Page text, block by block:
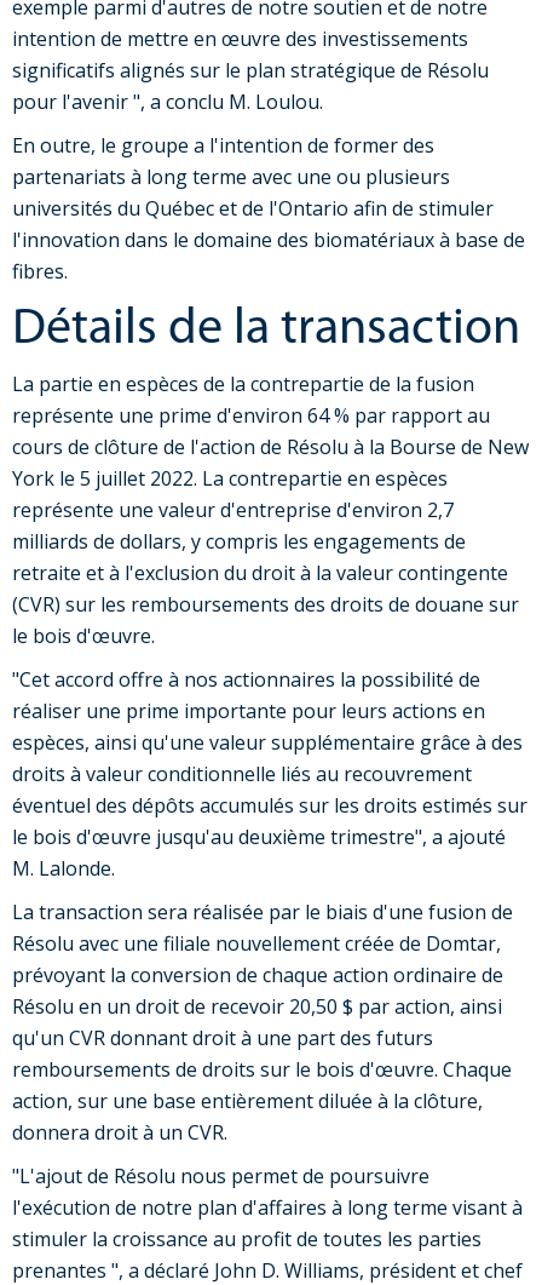
exemple parmi d'autres de notre soutien et de notre
intention de mettre en œuvre des investissements
significatifs alignés sur le plan stratégique de Résolu
pour l'avenir ", a conclu M. Loulou.
En outre, le groupe a l'intention de former des
partenariats à long terme avec une ou plusieurs
universités du Québec et de l'Ontario afin de stimuler
l'innovation dans le domaine des biomatériaux à base de
fibres.
Détails de la transaction
La partie en espèces de la contrepartie de la fusion
représente une prime d'environ 64 % par rapport au
cours de clôture de l'action de Résolu à la Bourse de New
York le 5 juillet 2022. La contrepartie en espèces
représente une valeur d'entreprise d'environ 2,7
milliards de dollars, y compris les engagements de
retraite et à l'exclusion du droit à la valeur contingente
(CVR) sur les remboursements des droits de douane sur
le bois d'œuvre.
"Cet accord offre à nos actionnaires la possibilité de
réaliser une prime importante pour leurs actions en
espèces, ainsi qu'une valeur supplémentaire grâce à des
droits à valeur conditionnelle liés au recouvrement
éventuel des dépôts accumulés sur les droits estimés sur
le bois d'œuvre jusqu'au deuxième trimestre", a ajouté
M. Lalonde.
La transaction sera réalisée par le biais d'une fusion de
Résolu avec une filiale nouvellement créée de Domtar,
prévoyant la conversion de chaque action ordinaire de
Résolu en un droit de recevoir 20,50 $ par action, ainsi
qu'un CVR donnant droit à une part des futurs
remboursements de droits sur le bois d'œuvre. Chaque
action, sur une base entièrement diluée à la clôture,
donnera droit à un CVR.
"L'ajout de Résolu nous permet de poursuivre
l'exécution de notre plan d'affaires à long terme visant à
stimuler la croissance au profit de toutes les parties
prenantes ", a déclaré John D. Williams, président et chef